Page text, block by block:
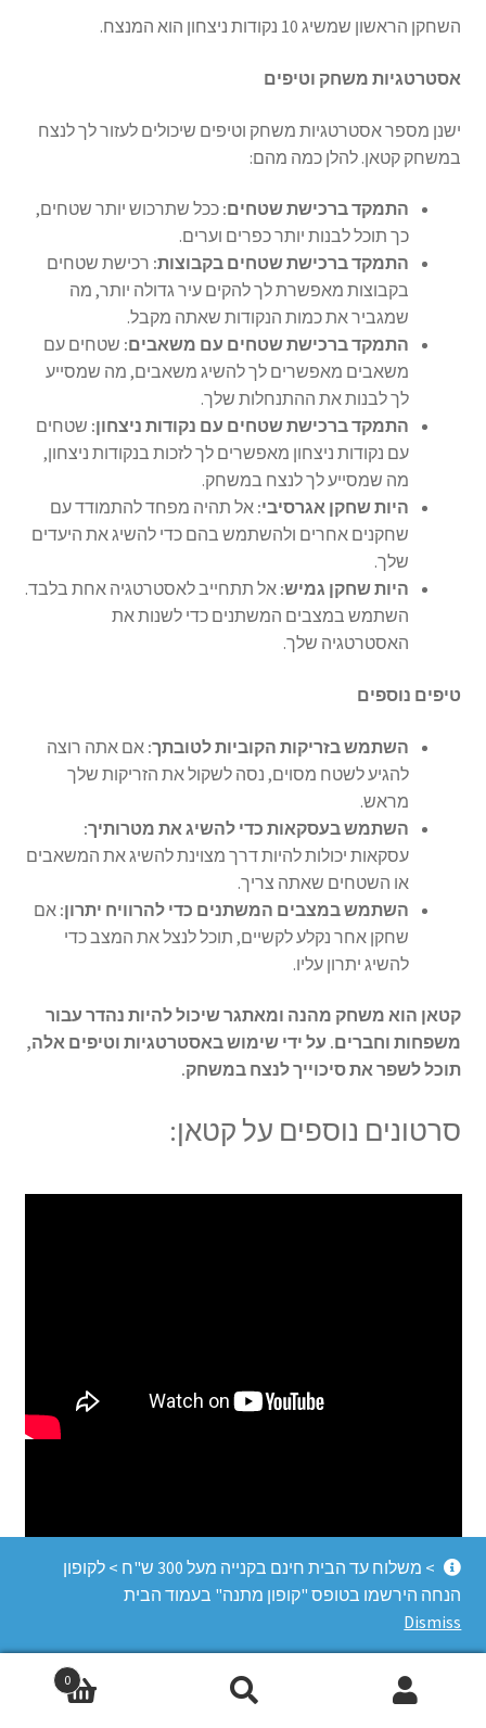
השחקן הראשון שמשיג 10 נקודות ניצחון הוא המנצח.
אסטרטגיות משחק וטיפים
ישנן מספר אסטרטגיות משחק וטיפים שיכולים לעזור לך לנצח
במשחק קטאן. להלן כמה מהם:
התמקד ברכישת שטחים: ככל שתרכוש יותר שטחים,
כך תוכל לבנות יותר כפרים וערים.
התמקד ברכישת שטחים בקבוצות: רכישת שטחים
בקבוצות מאפשרת לך להקים עיר גדולה יותר, מה
שמגביר את כמות הנקודות שאתה מקבל.
התמקד ברכישת שטחים עם משאבים: שטחים עם
משאבים מאפשרים לך להשיג משאבים, מה שמסייע
לך לבנות את ההתנחלות שלך.
התמקד ברכישת שטחים עם נקודות ניצחון: שטחים
עם נקודות ניצחון מאפשרים לך לזכות בנקודות ניצחון,
מה שמסייע לך לנצח במשחק.
היות שחקן אגרסיבי: אל תהיה מפחד להתמודד עם
שחקנים אחרים ולהשתמש בהם כדי להשיג את היעדים
שלך.
היות שחקן גמיש: אל תתחייב לאסטרטגיה אחת בלבד.
השתמש במצבים המשתנים כדי לשנות את
האסטרטגיה שלך.
טיפים נוספים
השתמש בזריקות הקוביות לטובתך: אם אתה רוצה
להגיע לשטח מסוים, נסה לשקול את הזריקות שלך
מראש.
השתמש בעסקאות כדי להשיג את מטרותיך:
עסקאות יכולות להיות דרך מצוינת להשיג את המשאבים
או השטחים שאתה צריך.
השתמש במצבים המשתנים כדי להרוויח יתרון: אם
שחקן אחר נקלע לקשיים, תוכל לנצל את המצב כדי
להשיג יתרון עליו.
קטאן הוא משחק מהנה ומאתגר שיכול להיות נהדר עבור
משפחות וחברים. על ידי שימוש באסטרטגיות וטיפים אלה,
תוכל לשפר את סיכוייך לנצח במשחק.
סרטונים נוספים על קטאן:
0
> משלוח עד הבית חינם בקנייה מעל 300 ש"ח > לקופון
הנחה הירשמו בטופס "קופון מתנה" בעמוד הבית
Dismiss